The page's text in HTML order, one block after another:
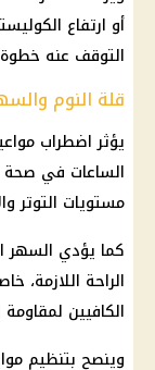
أو ارتفاع
التوقف عنه
قلة النوم
يؤثر اضطراب
الساعات في صحة
مستويات التوتر
كما يؤدي السهر
الراحة اللازمة،
الكافيين
وينصح بتنظيم